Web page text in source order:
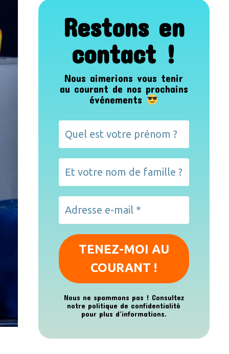
Restons en
contact !
Nous aimerions vous tenir
au courant de nos prochains
événements
Nous ne spammons pas ! Consultez
notre politique de confidentialité
pour plus d’informations.